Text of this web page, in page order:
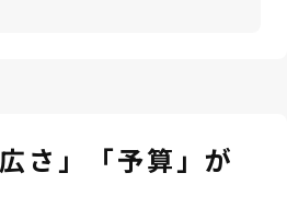
さ」「予算」が